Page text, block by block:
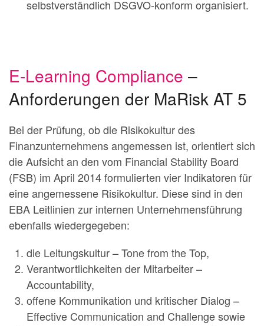
selbstverständlich DSGVO-konform organisiert.
E-Learning Compliance –
Anforderungen der MaRisk AT 5
Bei der Prüfung, ob die Risikokultur des
Finanzunternehmens angemessen ist, orientiert sich
die Aufsicht an den vom Financial Stability Board
(FSB) im April 2014 formulierten vier Indikatoren für
eine angemessene Risikokultur. Diese sind in den
EBA Leitlinien zur internen Unternehmensführung
ebenfalls wiedergegeben:
die Leitungskultur – Tone from the Top,
Verantwortlichkeiten der Mitarbeiter –
Accountability,
offene Kommunikation und kritischer Dialog –
Effective Communication and Challenge sowie